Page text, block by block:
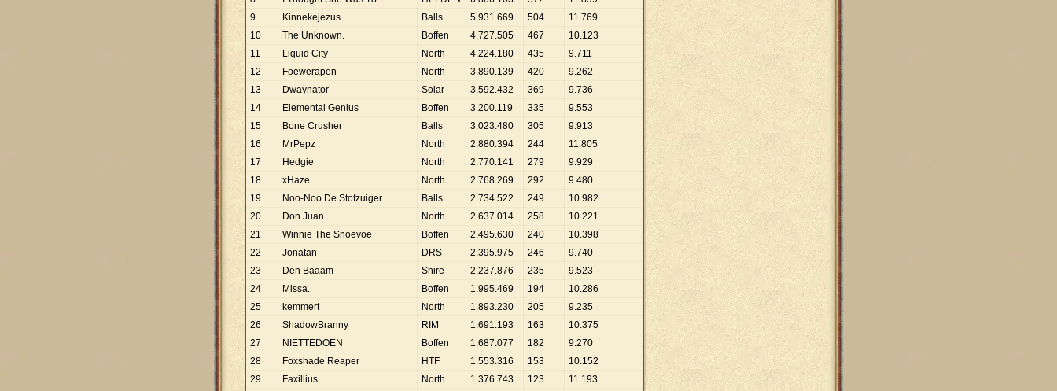
9
Kinnekejezus Balls 5.931.669 504 11.769
10
The Unknown. Boffen 4.727.505 467 10.123
11
Liquid City North 4.224.180 435 9.711
12
Foewerapen North 3.890.139 420 9.262
13
Dwaynator Solar 3.592.432 369 9.736
14
Elemental Genius Boffen 3.200.119 335 9.553
15
Bone Crusher Balls 3.023.480 305 9.913
16
MrPepz North 2.880.394 244 11.805
17
Hedgie North 2.770.141 279 9.929
18
xHaze North 2.768.269 292 9.480
19
Noo-Noo De Stofzuiger Balls 2.734.522 249 10.982
20
Don Juan North 2.637.014 258 10.221
21
Winnie The Snoevoe Boffen 2.495.630 240 10.398
22
Jonatan DRS 2.395.975 246 9.740
23
Den Baaam Shire 2.237.876 235 9.523
24
Missa. Boffen 1.995.469 194 10.286
25
kemmert North 1.893.230 205 9.235
26
ShadowBranny RIM 1.691.193 163 10.375
27
NIETTEDOEN Boffen 1.687.077 182 9.270
28
Foxshade Reaper HTF 1.553.316 153 10.152
29
Faxillius North 1.376.743 123 11.193